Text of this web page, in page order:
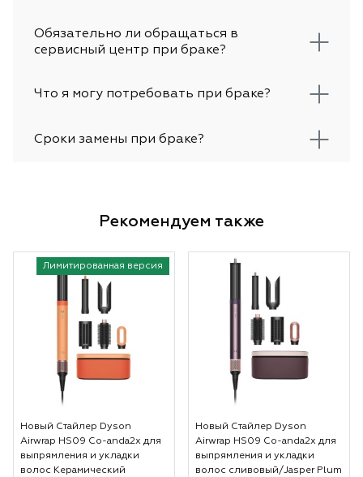
Обязательно ли обращаться в
сервисный центр при браке?
Что я могу потребовать при браке?
Сроки замены при браке?
Рекомендуем также
Лимитированная версия
Новый Стайлер Dyson
Airwrap HS09 Co-anda2x для
выпрямления и укладки
волос Керамический
Новый Стайлер Dyson
Airwrap HS09 Co-anda2x для
выпрямления и укладки
волос сливовый/Jasper Plum